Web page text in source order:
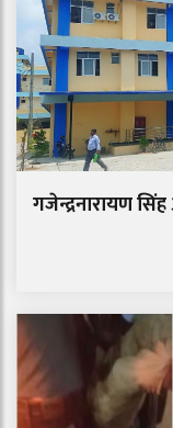
गजेन्द्रनारायण